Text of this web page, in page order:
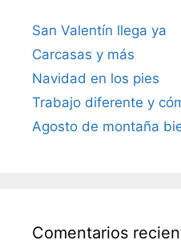
San Valentín llega ya
Carcasas y más
Navidad en los pies
Trabajo diferente y
Agosto de montaña
Comentarios